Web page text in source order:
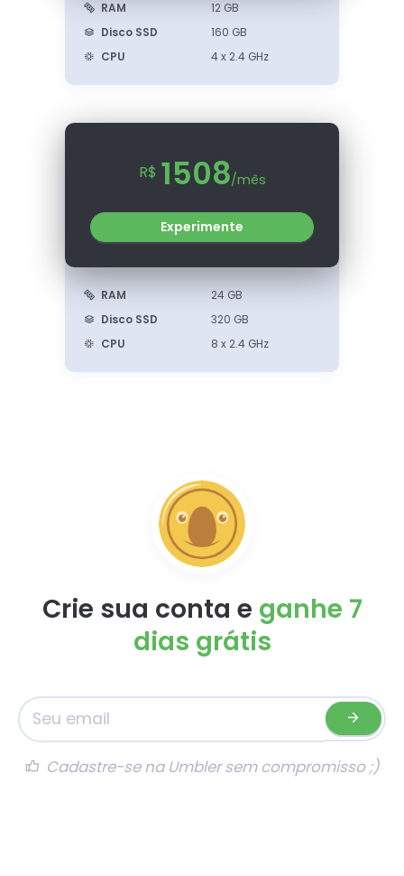
RAM
12 GB
Disco SSD
160 GB
CPU
4 x 2.4 GHz
R$ 1508/mês
Experimente
RAM
24 GB
Disco SSD
320 GB
CPU
8 x 2.4 GHz
Crie sua conta e ganhe 7
dias grátis
Cadastre-se na Umbler sem compromisso ;)